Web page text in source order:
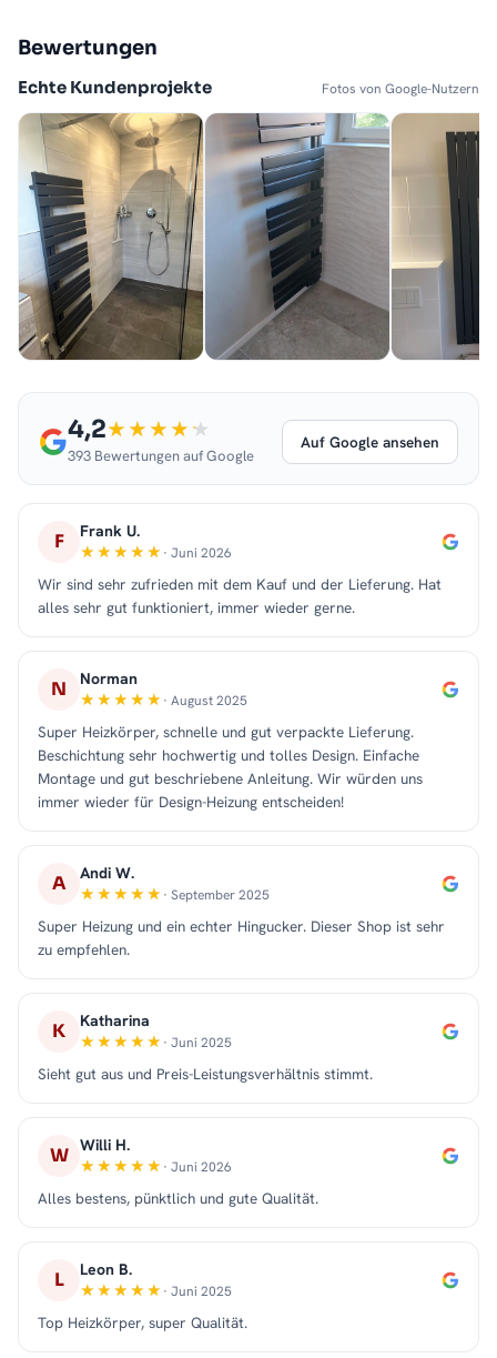
Bewertungen
Echte Kundenprojekte Fotos von Google-Nutzern
4,2
393 Bewertungen auf Google
Auf Google ansehen
F Frank U.
· Juni 2026
Wir sind sehr zufrieden mit dem Kauf und der Lieferung. Hat
alles sehr gut funktioniert, immer wieder gerne.
N Norman
· August 2025
Super Heizkörper, schnelle und gut verpackte Lieferung.
Beschichtung sehr hochwertig und tolles Design. Einfache
Montage und gut beschriebene Anleitung. Wir würden uns
immer wieder für Design-Heizung entscheiden!
A Andi W.
· September 2025
Super Heizung und ein echter Hingucker. Dieser Shop ist sehr
zu empfehlen.
K Katharina
· Juni 2025
Sieht gut aus und Preis-Leistungsverhältnis stimmt.
W Willi H.
· Juni 2026
Alles bestens, pünktlich und gute Qualität.
L Leon B.
· Juni 2025
Top Heizkörper, super Qualität.